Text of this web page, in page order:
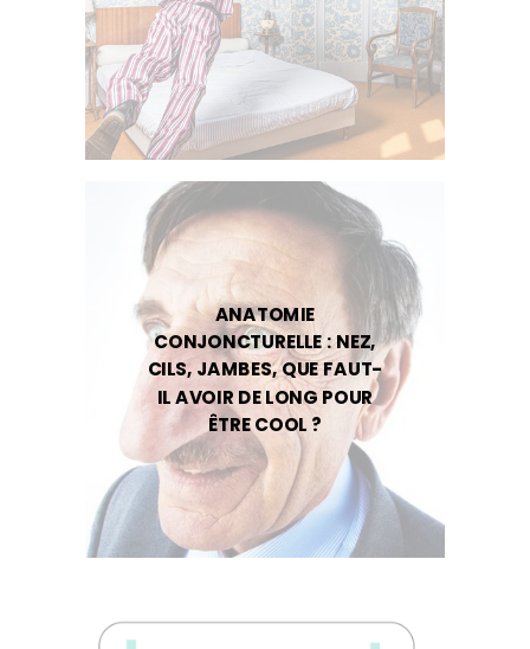
ANATOMIE
CONJONCTURELLE : NEZ,
CILS, JAMBES, QUE FAUT-
IL AVOIR DE LONG POUR
ÊTRE COOL ?